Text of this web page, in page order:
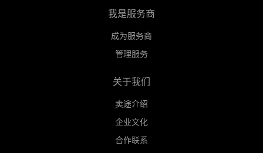
我是服务商
成为服务商
管理服务
关于我们
卖途介绍
企业文化
合作联系